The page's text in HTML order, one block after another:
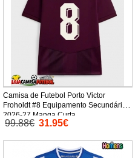
Camisa de Futebol Porto Victor
Froholdt #8 Equipamento Secundário
2026-27 Manga Curta
99.88€ 31.95€